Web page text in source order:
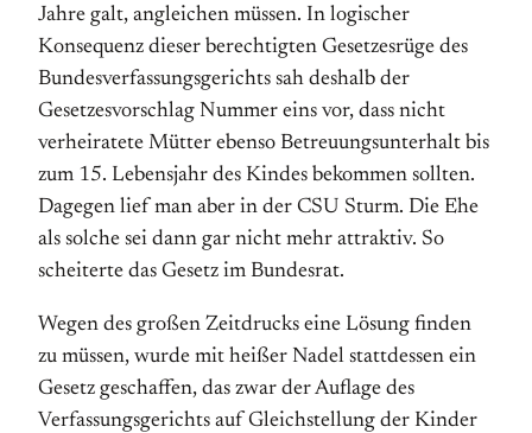
Jahre galt, angleichen müssen. In logischer
Konsequenz dieser berechtigten Gesetzesrüge des
Bundesverfassungsgerichts sah deshalb der
Gesetzesvorschlag Nummer eins vor, dass nicht
verheiratete Mütter ebenso Betreuungsunterhalt bis
zum 15. Lebensjahr des Kindes bekommen sollten.
Dagegen lief man aber in der CSU Sturm. Die Ehe
als solche sei dann gar nicht mehr attraktiv. So
scheiterte das Gesetz im Bundesrat.
Wegen des großen Zeitdrucks eine Lösung finden
zu müssen, wurde mit heißer Nadel stattdessen ein
Gesetz geschaffen, das zwar der Auflage des
Verfassungsgerichts auf Gleichstellung der Kinder